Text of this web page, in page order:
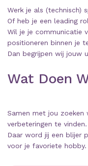
Werk je als (technisch)
Of heb je een leading
Wil je je communicatie
positioneren binnen je
Dan begrijpen wij jouw
Wat Doen
Samen met jou zoeken
verbeteringen te vinden.
Daar word jij een blijer
voor je favoriete hobby.